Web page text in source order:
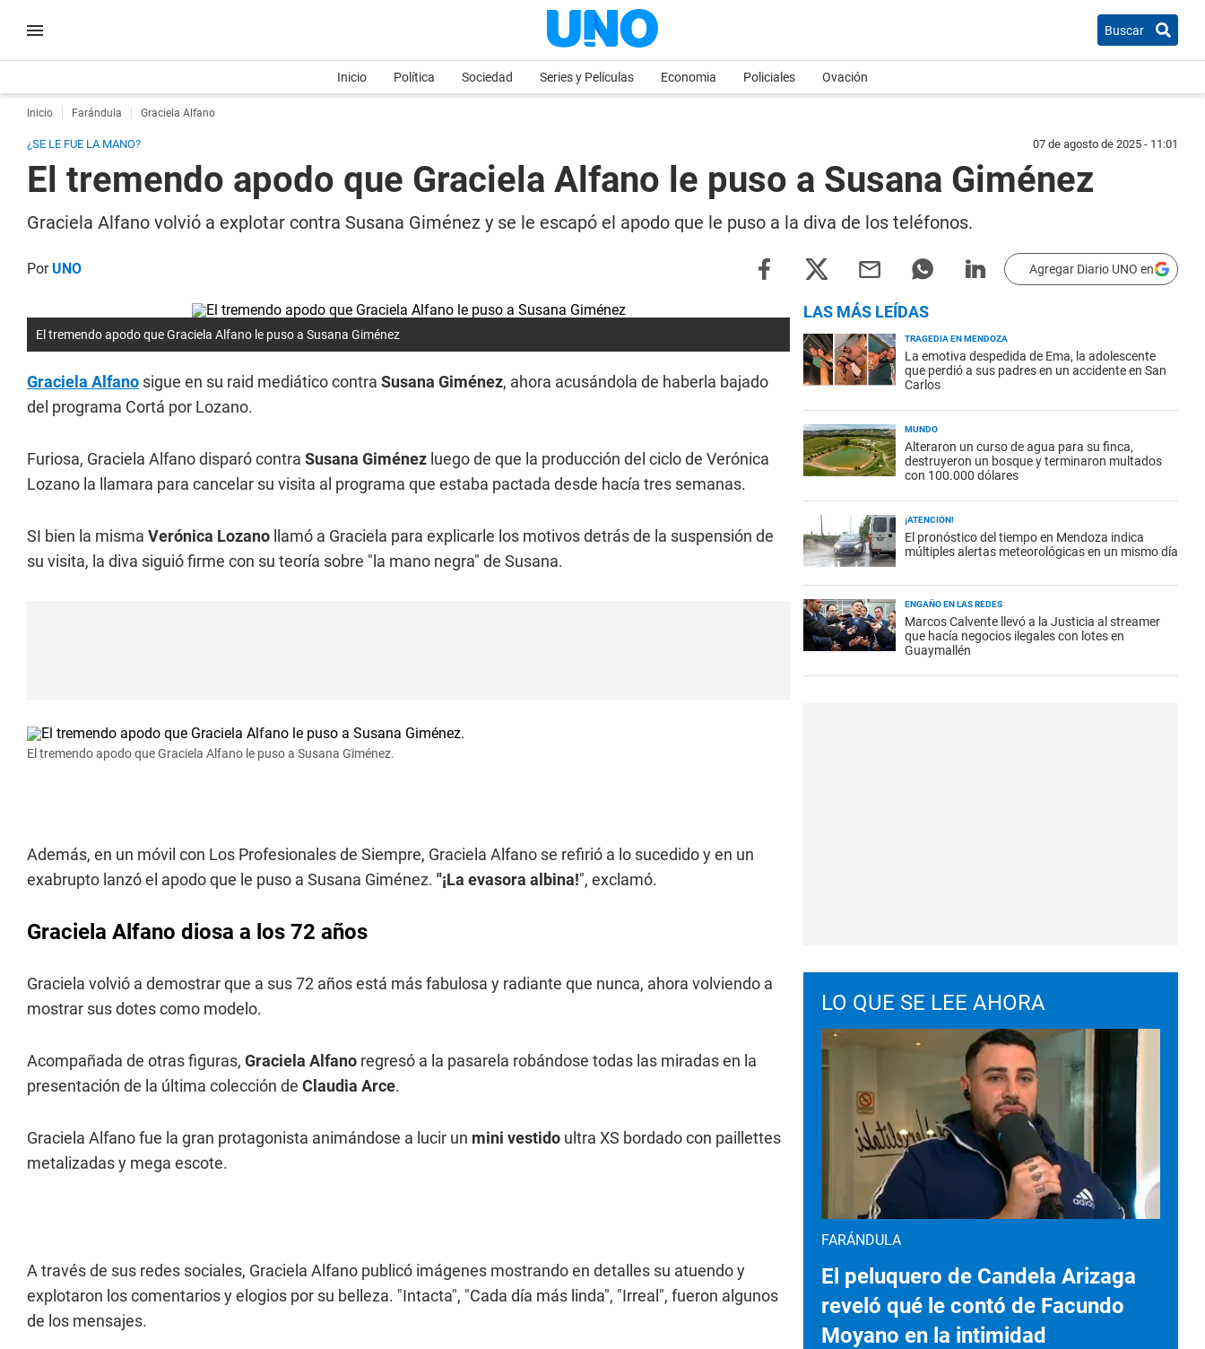
Buscar
Inicio Política Sociedad Series y Películas Economia Policiales Ovación
Inicio Farándula Graciela Alfano
¿SE LE FUE LA MANO? 07 de agosto de 2025 - 11:01
El tremendo apodo que Graciela Alfano le puso a Susana Giménez
Graciela Alfano volvió a explotar contra Susana Giménez y se le escapó el apodo que le puso a la diva de los teléfonos.
PorUNO Agregar Diario UNO en
El tremendo apodo que Graciela Alfano le puso a Susana Giménez
Graciela Alfano sigue en su raid mediático contra Susana Giménez, ahora acusándola de haberla bajado
del programa Cortá por Lozano.
Furiosa, Graciela Alfano disparó contra Susana Giménez luego de que la producción del ciclo de Verónica
Lozano la llamara para cancelar su visita al programa que estaba pactada desde hacía tres semanas.
SI bien la misma Verónica Lozano llamó a Graciela para explicarle los motivos detrás de la suspensión de
su visita, la diva siguió firme con su teoría sobre "la mano negra" de Susana.
El tremendo apodo que Graciela Alfano le puso a Susana Giménez.
Además, en un móvil con Los Profesionales de Siempre, Graciela Alfano se refirió a lo sucedido y en un
exabrupto lanzó el apodo que le puso a Susana Giménez. "¡La evasora albina!", exclamó.
Graciela Alfano diosa a los 72 años
Graciela volvió a demostrar que a sus 72 años está más fabulosa y radiante que nunca, ahora volviendo a
mostrar sus dotes como modelo.
Acompañada de otras figuras, Graciela Alfano regresó a la pasarela robándose todas las miradas en la
presentación de la última colección de Claudia Arce.
Graciela Alfano fue la gran protagonista animándose a lucir un mini vestido ultra XS bordado con paillettes
metalizadas y mega escote.
A través de sus redes sociales, Graciela Alfano publicó imágenes mostrando en detalles su atuendo y
explotaron los comentarios y elogios por su belleza. "Intacta", "Cada día más linda", "Irreal", fueron algunos
de los mensajes.
LAS MÁS LEÍDAS
TRAGEDIA EN MENDOZA
La emotiva despedida de Ema, la adolescente
que perdió a sus padres en un accidente en San
Carlos
MUNDO
Alteraron un curso de agua para su finca,
destruyeron un bosque y terminaron multados
con 100.000 dólares
¡ATENCIÓN!
El pronóstico del tiempo en Mendoza indica
múltiples alertas meteorológicas en un mismo día
ENGAÑO EN LAS REDES
Marcos Calvente llevó a la Justicia al streamer
que hacía negocios ilegales con lotes en
Guaymallén
LO QUE SE LEE AHORA
FARÁNDULA
El peluquero de Candela Arizaga
reveló qué le contó de Facundo
Moyano en la intimidad